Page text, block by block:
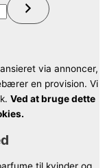
via annoncer,
en provision. Vi
Ved at bruge dette